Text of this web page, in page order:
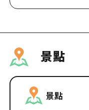
景點
景點